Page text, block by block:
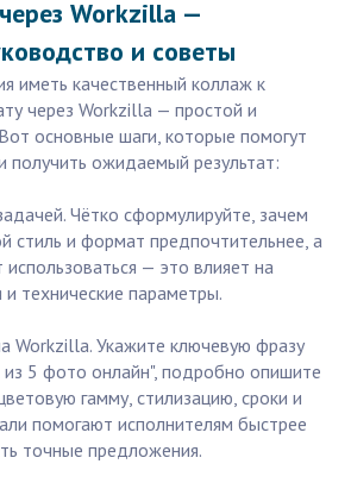
Workzilla —
и советы
иметь качественный коллаж к
через Workzilla — простой и
основные шаги, которые помогут
получить ожидаемый результат:
Чётко сформулируйте, зачем
стиль и формат предпочтительнее, а
— это влияет на
технические параметры.
Workzilla. Укажите ключевую фразу
5 фото онлайн", подробно опишите
гамму, стилизацию, сроки и
помогают исполнителям быстрее
точные предложения.